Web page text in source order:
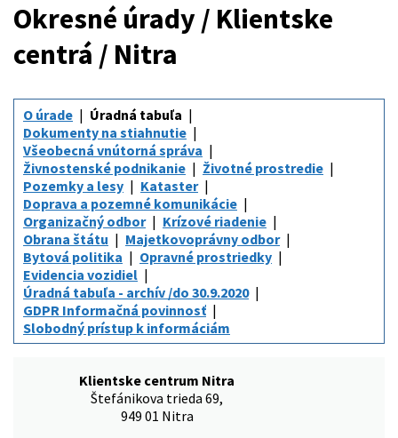
Okresné úrady / Klientske
centrá / Nitra
O úrade
Úradná tabuľa
Dokumenty na stiahnutie
Všeobecná vnútorná správa
Živnostenské podnikanie
Životné prostredie
Pozemky a lesy
Kataster
Doprava a pozemné komunikácie
Organizačný odbor
Krízové riadenie
Obrana štátu
Majetkovoprávny odbor
Bytová politika
Opravné prostriedky
Evidencia vozidiel
Úradná tabuľa - archív /do 30.9.2020
GDPR Informačná povinnosť
Slobodný prístup k informáciám
Klientske centrum Nitra
Štefánikova trieda 69,
949 01 Nitra